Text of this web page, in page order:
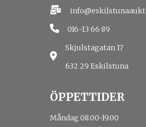
016-13 66 89
Skjulstagatan 17
632 29 Eskilstuna
ÖPPETTIDER
Måndag 08.00-19.00